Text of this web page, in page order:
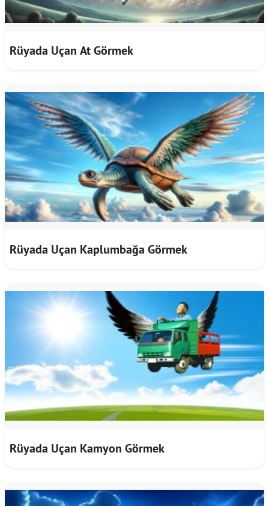
Rüyada Uçan At Görmek
Rüyada Uçan Kaplumbağa Görmek
Rüyada Uçan Kamyon Görmek